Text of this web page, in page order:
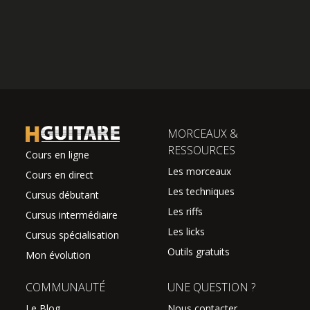
Cours en ligne
Cours en direct
Cursus débutant
Cursus intermédiaire
Cursus spécialisation
Mon évolution
MORCEAUX &
RESSOURCES
Les morceaux
Les techniques
Les riffs
Les licks
Outils gratuits
COMMUNAUTÉ UNE QUESTION ?